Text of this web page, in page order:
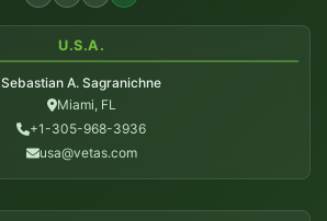
U.S.A.
Sebastian A. Sagranichne
Miami, FL
+1-305-968-3936
usa@vetas.com